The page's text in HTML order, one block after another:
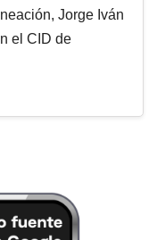
Jorge Iván
el CID de